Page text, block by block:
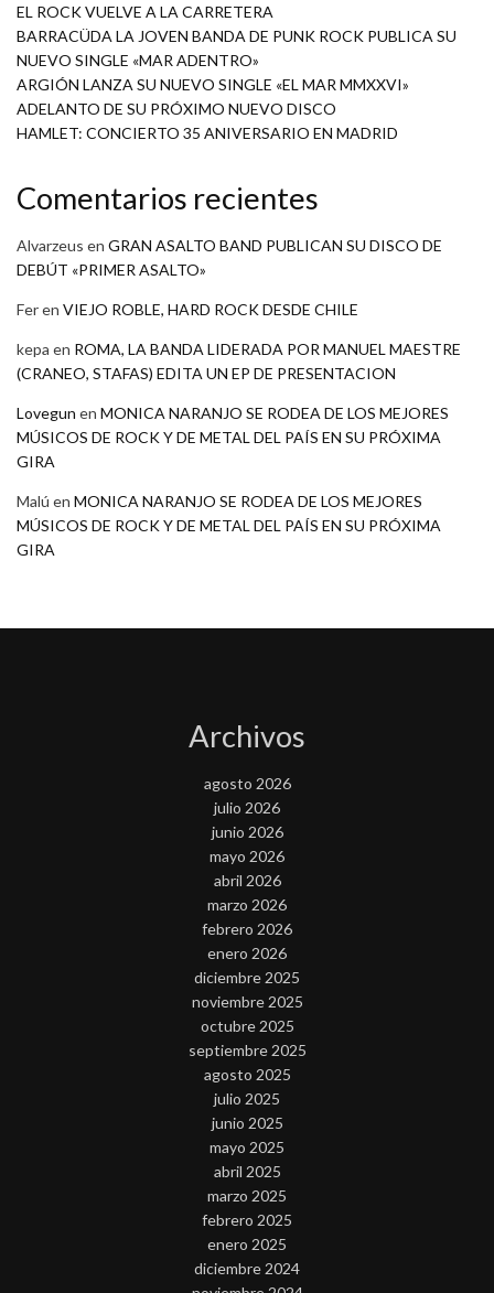
EL ROCK VUELVE A LA CARRETERA
BARRACÜDA LA JOVEN BANDA DE PUNK ROCK PUBLICA SU
NUEVO SINGLE «MAR ADENTRO»
ARGIÓN LANZA SU NUEVO SINGLE «EL MAR MMXXVI»
ADELANTO DE SU PRÓXIMO NUEVO DISCO
HAMLET: CONCIERTO 35 ANIVERSARIO EN MADRID
Comentarios recientes
Alvarzeus en GRAN ASALTO BAND PUBLICAN SU DISCO DE
DEBÚT «PRIMER ASALTO»
Feren VIEJO ROBLE, HARD ROCK DESDE CHILE
kepa en ROMA, LA BANDA LIDERADA POR MANUEL MAESTRE
(CRANEO, STAFAS) EDITA UN EP DE PRESENTACION
Lovegun en MONICA NARANJO SE RODEA DE LOS MEJORES
MÚSICOS DE ROCK Y DE METAL DEL PAÍS EN SU PRÓXIMA
GIRA
Malú en MONICA NARANJO SE RODEA DE LOS MEJORES
MÚSICOS DE ROCK Y DE METAL DEL PAÍS EN SU PRÓXIMA
GIRA
Archivos
agosto 2026
julio 2026
junio 2026
mayo 2026
abril 2026
marzo 2026
febrero 2026
enero 2026
diciembre 2025
noviembre 2025
octubre 2025
septiembre 2025
agosto 2025
julio 2025
junio 2025
mayo 2025
abril 2025
marzo 2025
febrero 2025
enero 2025
diciembre 2024